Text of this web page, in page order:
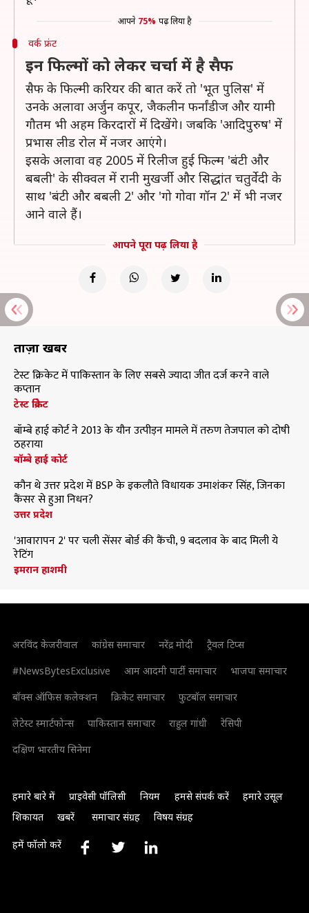
आपने 75% पढ़ लिया है
वर्क फ्रंट
इन फिल्मों को लेकर चर्चा में है सैफ
सैफ के फिल्मी करियर की बात करें तो 'भूत पुलिस' में
उनके अलावा अर्जुन कपूर, जैकलीन फर्नांडीज और यामी
गौतम भी अहम किरदारों में दिखेंगे। जबकि 'आदिपुरुष' में
प्रभास लीड रोल में नजर आएंगे।
इसके अलावा वह 2005 में रिलीज हुई फिल्म 'बंटी और
बबली' के सीक्वल में रानी मुखर्जी और सिद्धांत चतुर्वेदी के
साथ 'बंटी और बबली 2' और 'गो गोवा गॉन 2' में भी नजर
आने वाले हैं।
आपने पूरा पढ़ लिया है
ताज़ा खबरें
टेस्ट क्रिकेट में पाकिस्तान के लिए सबसे ज्यादा जीत दर्ज करने वाले
कप्तान
टेस्ट क्रिकेट
बॉम्बे हाई कोर्ट ने 2013 के यौन उत्पीड़न मामले में तरुण तेजपाल को दोषी
ठहराया
बॉम्बे हाई कोर्ट
कौन थे उत्तर प्रदेश में BSP के इकलौते विधायक उमाशंकर सिंह, जिनका
कैंसर से हुआ निधन?
उत्तर प्रदेश
'आवारापन 2' पर चली सेंसर बोर्ड की कैंची, 9 बदलाव के बाद मिली ये
रेटिंग
इमरान हाशमी
अरविंद केजरीवाल कांग्रेस समाचार नरेंद्र मोदी
ट्रैवल टिप्स
#NewsBytesExclusive
आम आदमी पार्टी समाचार
भाजपा समाचार
बॉक्स ऑफिस कलेक्शन
क्रिकेट समाचार
फुटबॉल समाचार
लेटेस्ट स्मार्टफोन्स
पाकिस्तान समाचार राहुल गांधी
रेसिपी
दक्षिण भारतीय सिनेमा
हमारे बारे में प्राइवेसी पॉलिसी नियम हमसे संपर्क करें
हमारे उसूल
शिकायत
खबरें समाचार संग्रह विषय संग्रह
हमें फॉलो करें